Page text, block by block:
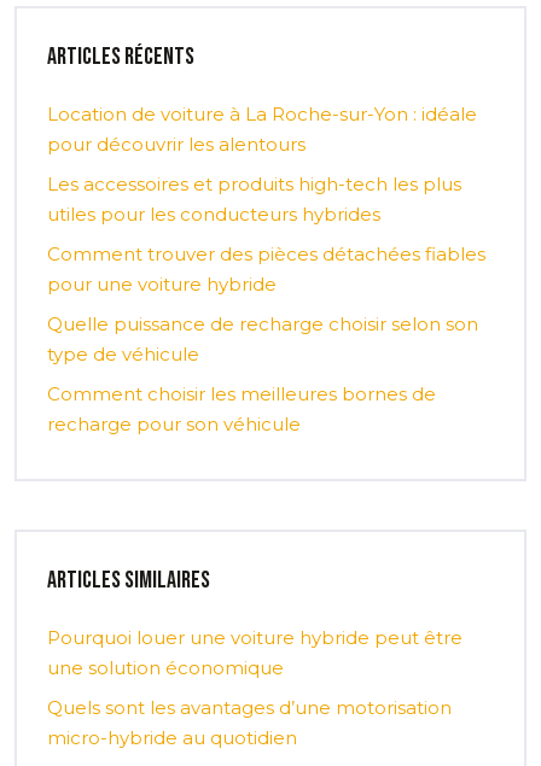
Articles récents
Location de voiture à La Roche-sur-Yon : idéale
pour découvrir les alentours
Les accessoires et produits high-tech les plus
utiles pour les conducteurs hybrides
Comment trouver des pièces détachées fiables
pour une voiture hybride
Quelle puissance de recharge choisir selon son
type de véhicule
Comment choisir les meilleures bornes de
recharge pour son véhicule
Articles similaires
Pourquoi louer une voiture hybride peut être
une solution économique
Quels sont les avantages d’une motorisation
micro-hybride au quotidien